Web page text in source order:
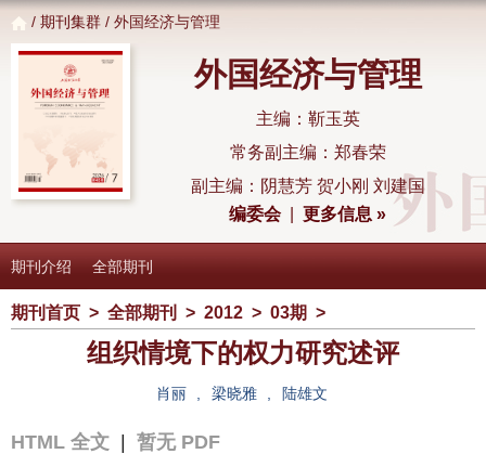
/ 期刊集群 / 外国经济与管理
外国经济与管理
主编：靳玉英
常务副主编：郑春荣
副主编：阴慧芳 贺小刚 刘建国
编委会|更多信息 »
期刊介绍 全部期刊
期刊首页 > 全部期刊 > 2012 > 03期 >
组织情境下的权力研究述评
肖丽 梁晓雅 陆雄文
HTML 全文 暂无 PDF